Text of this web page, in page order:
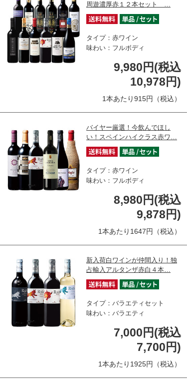
周遊濃厚赤１２本セット …
タイプ：赤ワイン
味わい：フルボディ
9,980円(税込
10,978円)
1本あたり915円（税込）
バイヤー厳選！今飲んでほし
い！スペインハイクラス赤ワ…
タイプ：赤ワイン
味わい：フルボディ
8,980円(税込
9,878円)
1本あたり1647円（税込）
新入荷白ワインが仲間入り！独
占輸入アルタンザ赤白４本…
タイプ：バラエティセット
味わい：バラエティ
7,000円(税込
7,700円)
1本あたり1925円（税込）